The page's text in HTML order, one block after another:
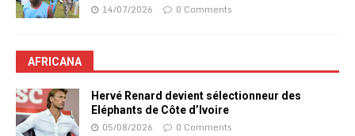
14/07/2026 0 Comments
AFRICANA
Hervé Renard devient sélectionneur des
Eléphants de Côte d’Ivoire
05/08/2026 0 Comments